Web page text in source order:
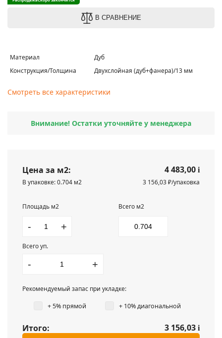
В СРАВНЕНИЕ
Материал
Дуб
Конструкция/Толщина
Двухслойная (дуб+фанера)/13 мм
Смотреть все характеристики
Внимание! Остатки уточняйте у менеджера
Цена за м2: 4 483,00 i
В упаковке: 0.704 м2
3 156,03 ₽/упаковка
Площадь м2
- +
Всего м2
Всего уп.
- +
Рекомендуемый запас при укладке:
+ 5% прямой + 10% диагональной
Итого: 3 156,03 i